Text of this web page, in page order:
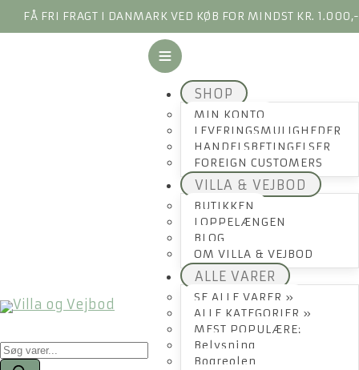
FÅ FRI FRAGT I DANMARK VED KØB FOR MINDST KR. 1.000,-
Products
search
SHOP
MIN KONTO
LEVERINGSMULIGHEDER
HANDELSBETINGELSER
FOREIGN CUSTOMERS
VILLA & VEJBOD
BUTIKKEN
LOPPELÆNGEN
BLOG
OM VILLA & VEJBOD
ALLE VARER
SE ALLE VARER »
ALLE KATEGORIER »
MEST POPULÆRE:
Belysning
Bogreolen